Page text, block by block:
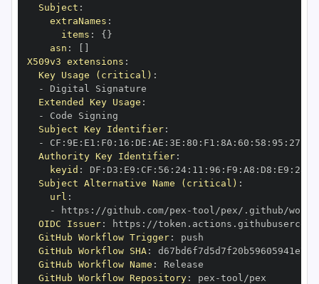
Subject :
extraNames :
items : { }
asn :
X509v3 extensions :
Key Usage (critical) :
-
Extended Key Usage :
-
Subject Key Identifier:
-
CF : 9E : E1 : F0 : 16 : DE : AE : 3E : 80 : F1 : 8A : 60 : 58 : 95 : 27
Authority Key Identifier:
keyid : DF : D3 : E9 : CF : 56 : 24: 11 : 96 : F9 : A8 : D8 : E9 : 28
Subject Alternative Name (critical) :
url :
-
https : //github.com/pex -
OIDC Issuer: https :
GitHub Workflow Trigger:
GitHub Workflow SHA:
GitHub Workflow Name :
GitHub Workflow Repository: pex -